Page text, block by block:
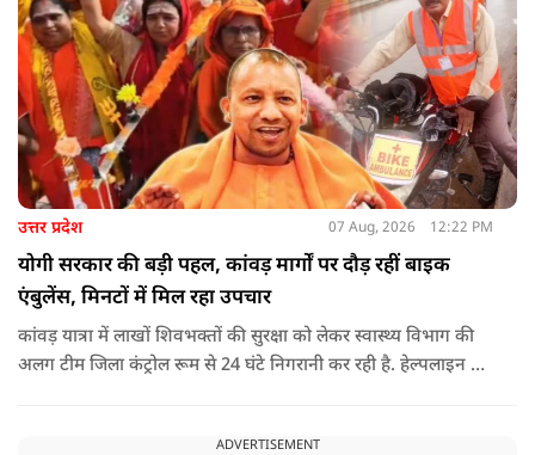
उत्तर प्रदेश 07 Aug, 2026 12:22 PM
योगी सरकार की बड़ी पहल, कांवड़ मार्गों पर दौड़ रहीं बाइक
एंबुलेंस, मिनटों में मिल रहा उपचार
कांवड़ यात्रा में लाखों शिवभक्तों की सुरक्षा को लेकर स्वास्थ्य विभाग की
अलग टीम जिला कंट्रोल रूम से 24 घंटे निगरानी कर रही है. हेल्पलाइन पर
ADVERTISEMENT